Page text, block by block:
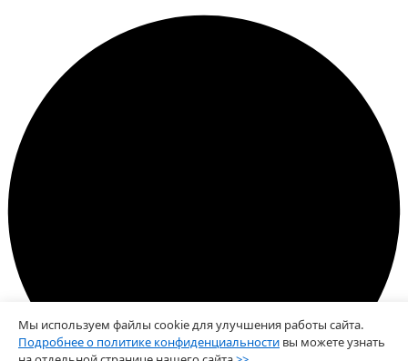
Мы используем файлы cookie для улучшения работы сайта.
Подробнее о политике конфиденциальности вы можете узнать